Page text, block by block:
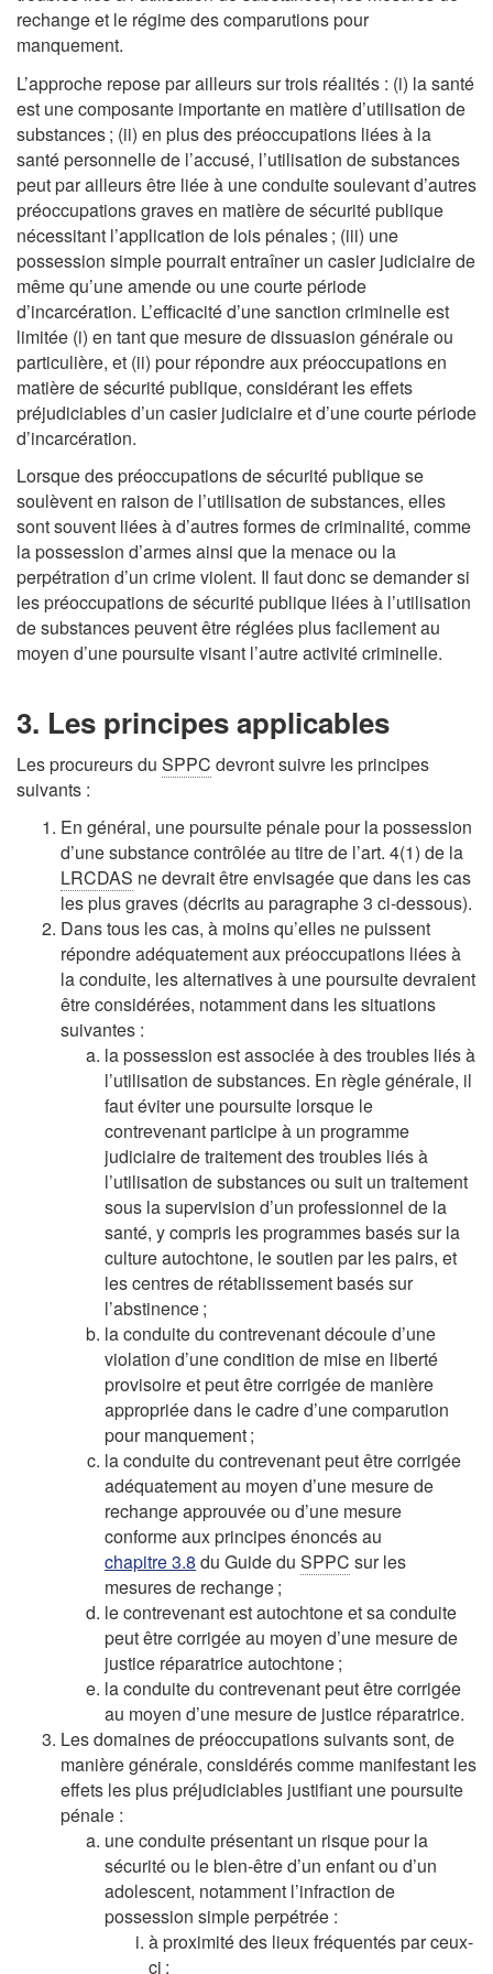
rechange et le régime des comparutions pour
manquement.
L’approche repose par ailleurs sur trois réalités : (i) la santé
est une composante importante en matière d’utilisation de
substances ; (ii) en plus des préoccupations liées à la
santé personnelle de l’accusé, l’utilisation de substances
peut par ailleurs être liée à une conduite soulevant d’autres
préoccupations graves en matière de sécurité publique
nécessitant l’application de lois pénales ; (iii) une
possession simple pourrait entraîner un casier judiciaire de
même qu’une amende ou une courte période
d’incarcération. L’efficacité d’une sanction criminelle est
limitée (i) en tant que mesure de dissuasion générale ou
particulière, et (ii) pour répondre aux préoccupations en
matière de sécurité publique, considérant les effets
préjudiciables d’un casier judiciaire et d’une courte période
d’incarcération.
Lorsque des préoccupations de sécurité publique se
soulèvent en raison de l’utilisation de substances, elles
sont souvent liées à d’autres formes de criminalité, comme
la possession d’armes ainsi que la menace ou la
perpétration d’un crime violent. Il faut donc se demander si
les préoccupations de sécurité publique liées à l’utilisation
de substances peuvent être réglées plus facilement au
moyen d’une poursuite visant l’autre activité criminelle.
3. Les principes applicables
Les procureurs du SPPC devront suivre les principes
suivants :
En général, une poursuite pénale pour la possession
d’une substance contrôlée au titre de l’art. 4(1) de la
LRCDAS ne devrait être envisagée que dans les cas
les plus graves (décrits au paragraphe 3 ci-dessous).
Dans tous les cas, à moins qu’elles ne puissent
répondre adéquatement aux préoccupations liées à
la conduite, les alternatives à une poursuite devraient
être considérées, notamment dans les situations
suivantes :
la possession est associée à des troubles liés à
l’utilisation de substances. En règle générale, il
faut éviter une poursuite lorsque le
contrevenant participe à un programme
judiciaire de traitement des troubles liés à
l’utilisation de substances ou suit un traitement
sous la supervision d’un professionnel de la
santé, y compris les programmes basés sur la
culture autochtone, le soutien par les pairs, et
les centres de rétablissement basés sur
l’abstinence ;
la conduite du contrevenant découle d’une
violation d’une condition de mise en liberté
provisoire et peut être corrigée de manière
appropriée dans le cadre d’une comparution
pour manquement ;
la conduite du contrevenant peut être corrigée
adéquatement au moyen d’une mesure de
rechange approuvée ou d’une mesure
conforme aux principes énoncés au
chapitre 3.8 du Guide du SPPC sur les
mesures de rechange ;
le contrevenant est autochtone et sa conduite
peut être corrigée au moyen d’une mesure de
justice réparatrice autochtone ;
la conduite du contrevenant peut être corrigée
au moyen d’une mesure de justice réparatrice.
Les domaines de préoccupations suivants sont, de
manière générale, considérés comme manifestant les
effets les plus préjudiciables justifiant une poursuite
pénale :
une conduite présentant un risque pour la
sécurité ou le bien-être d’un enfant ou d’un
adolescent, notamment l’infraction de
possession simple perpétrée :
à proximité des lieux fréquentés par ceux-
ci ;